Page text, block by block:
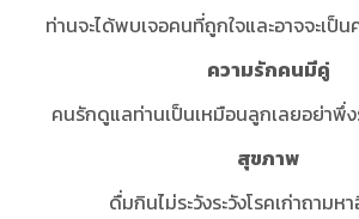
ท่านจะได้พบเจอคนที่ถูกใจและอาจจะเป็
ความรักคนมีคู่
คนรักดูแลท่านเป็นเหมือนลูกเลยอย่าพึ่
สุขภาพ
ดื่มกินไม่ระวังระวังโรคเก่าถามห